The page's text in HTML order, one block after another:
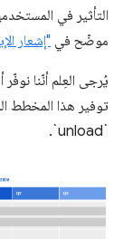
التأثير في
موضّح في "إشعار
يُرجى العِلم أنّنا نوفّر
توفير هذا المخطط
`unload`.